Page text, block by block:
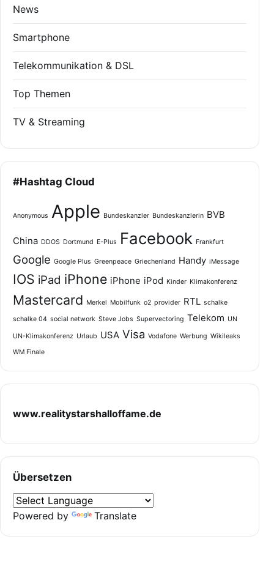
News
Smartphone
Telekommunikation & DSL
Top Themen
TV & Streaming
#Hashtag Cloud
Anonymous Apple Bundeskanzler Bundeskanzlerin BVB
China DDOS Dortmund E-Plus Facebook Frankfurt
Google Google Plus Greenpeace Griechenland Handy iMessage
IOS iPad iPhone iPhone iPod Kinder Klimakonferenz
Mastercard Merkel Mobilfunk o2 provider RTL schalke
schalke 04 social network Steve Jobs Supervectoring Telekom UN
UN-Klimakonferenz Urlaub USA Visa Vodafone Werbung Wikileaks
WM Finale
www.realitystarshalloffame.de
Übersetzen
Powered by Translate